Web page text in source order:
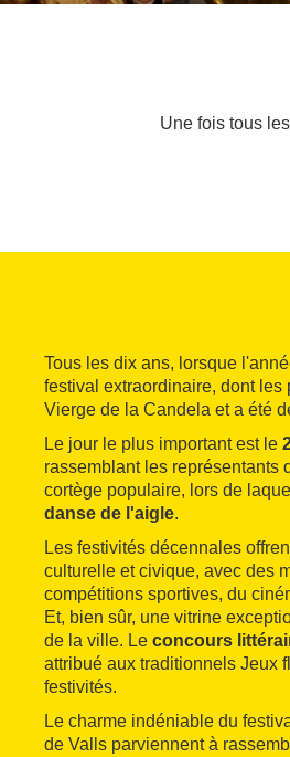
Une fois tous
Tous les dix ans, lorsque
festival extraordinaire, dont les
Vierge de la Candela et a été
Le jour le plus important est le
rassemblant les représentants
cortège populaire, lors de
danse de l'aigle.
Les festivités décennales
culturelle et civique, avec des
compétitions sportives, du
Et, bien sûr, une vitrine
de la ville. Le concours
attribué aux traditionnels Jeux
festivités.
Le charme indéniable du
de Valls parviennent à